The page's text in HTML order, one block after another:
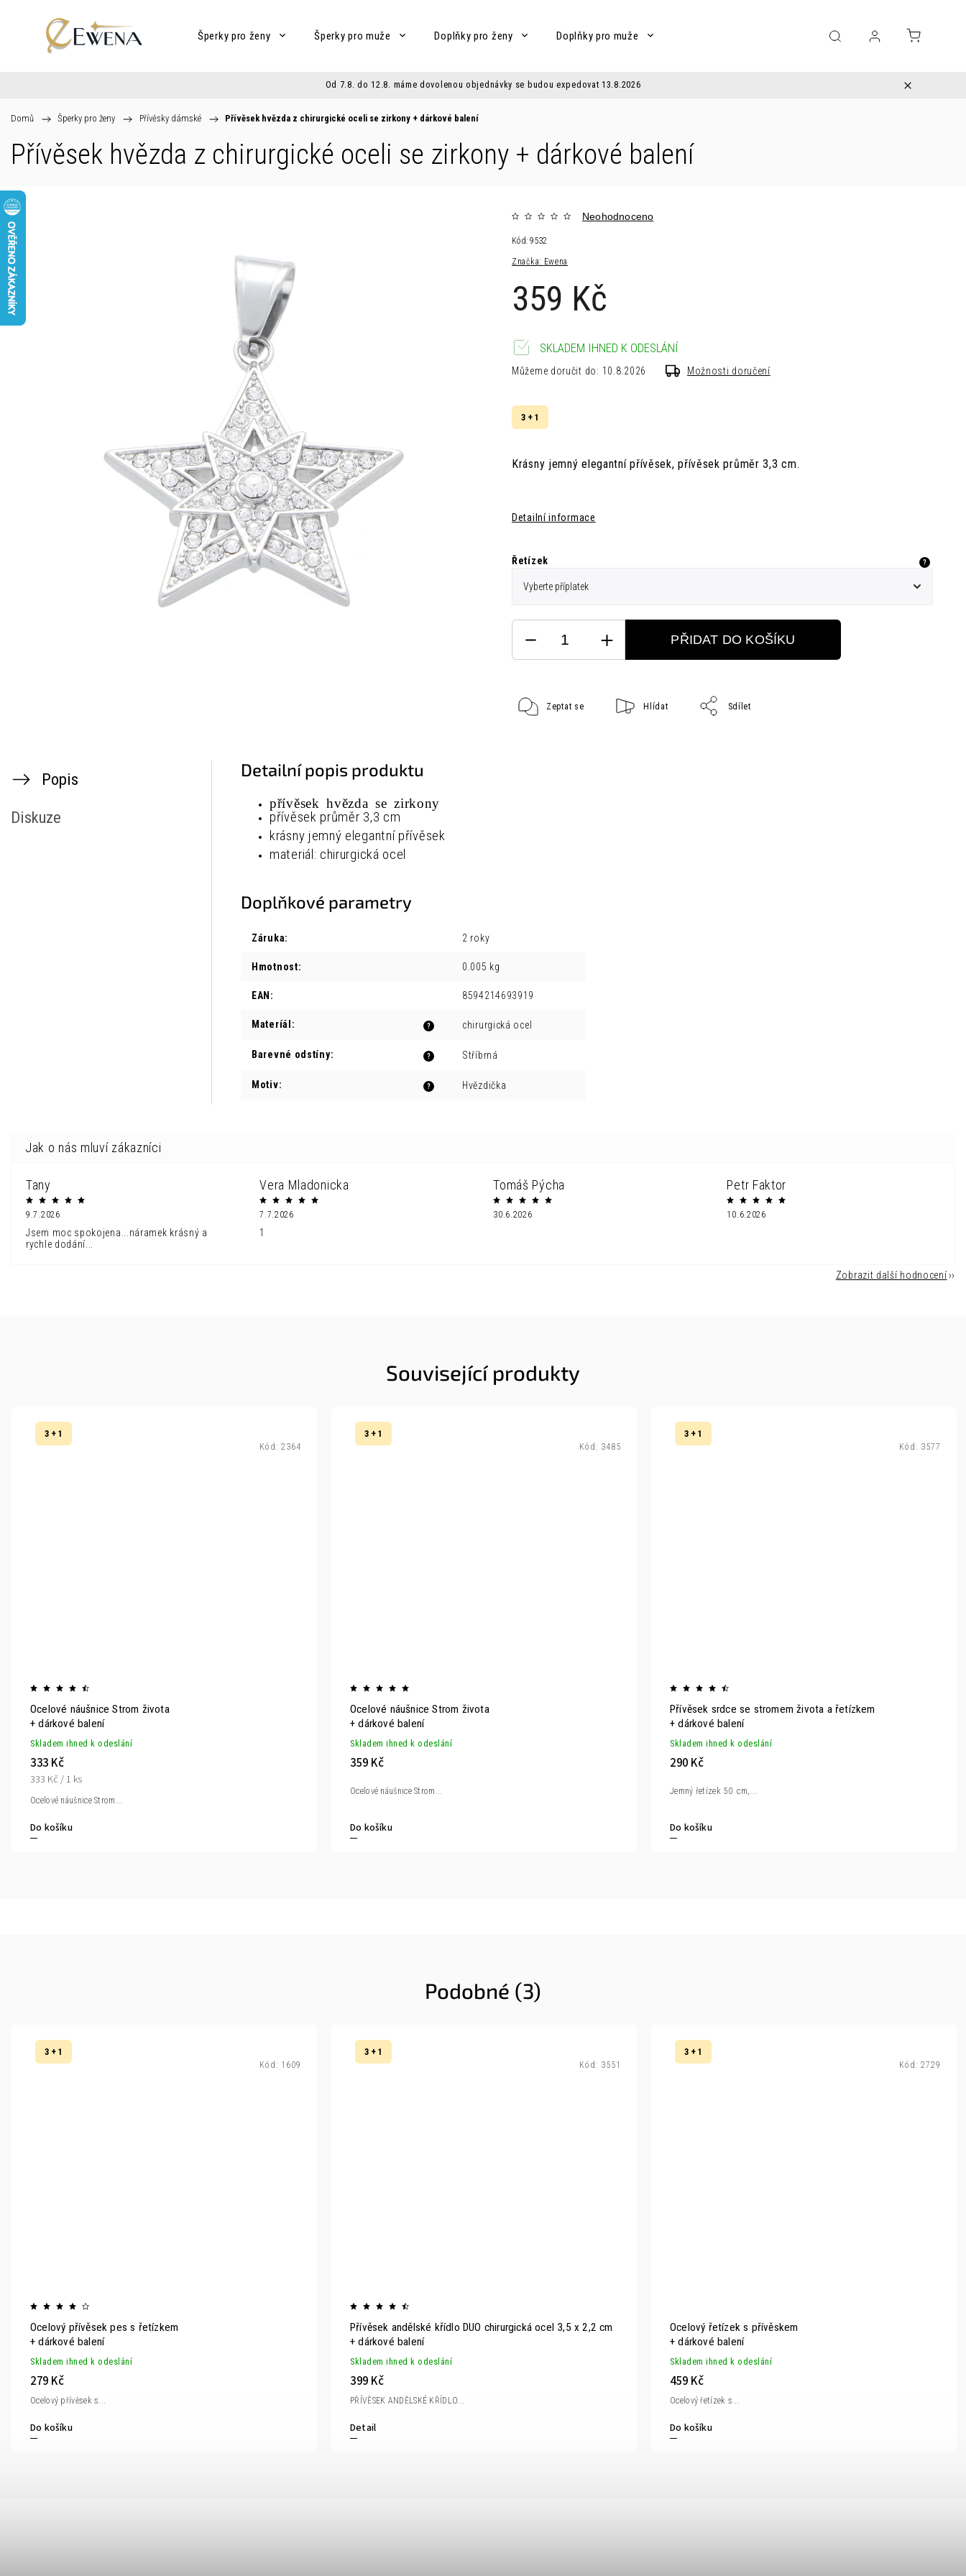
Šperky pro ženy Šperky pro muže Doplňky pro ženy Doplňky pro muže Výprodej Bižuterie
Od 7.8. do 12.8. máme dovolenou objednávky se budou expedovat 13.8.2026
Domů / Šperky pro ženy / Přívěsky dámské / Přívěsek hvězda z chirurgické oceli se zirkony + dárkové balení
Přívěsek hvězda z chirurgické oceli se zirkony + dárkové balení
Značka: Ewena
Neohodnoceno
359 Kč
Kód: 9532
3 + 1
Krásny jemný elegantní přívěsek, přívěsek průměr 3,3 cm.
Detailní informace
Řetízek ?
SKLADEM IHNED K ODESLÁNÍ
Můžeme doručit do: 10.8.2026 Možnosti doručení
PŘIDAT DO KOŠÍKU
Zeptat se Hlídat Sdílet
Popis
Diskuze
Detailní popis produktu
přívěsek hvězda se zirkony
přívěsek průměr 3,3 cm
krásny jemný elegantní přívěsek
materiál: chirurgická ocel
Doplňkové parametry
Záruka: 2 roky
Hmotnost: 0.005 kg
EAN : 8594214693919
?
Materíál : chirurgická ocel
?
Barevné odstíny: Stříbrná
?
Motiv: Hvězdička
Tany
9.7.2026
Jsem moc spokojena...náramek krásný a
rychle dodání...
Vera Mladonicka
7.7.2026
1
Tomáš Pýcha
30.6.2026
Petr Faktor
10.6.2026
Zobrazit další hodnocení
Související produkty
3 + 1
Ocelové náušnice Strom života
+ dárkové balení
Skladem ihned k odeslání
333 Kč
333 Kč / 1 ks
Do košíku
Ocelové náušnice Strom...
Kód: 2364
3 + 1
Ocelové náušnice Strom života
+ dárkové balení
Skladem ihned k odeslání
359 Kč
Do košíku
Ocelové náušnice Strom...
Kód: 3485
3 + 1
Přívěsek srdce se stromem života a řetízkem
+ dárkové balení
Skladem ihned k odeslání
290 Kč
Do košíku
Jemný řetízek 50 cm,...
Kód: 3577
Podobné (3)
3 + 1
Ocelový přívěsek pes s řetízkem
+ dárkové balení
Skladem ihned k odeslání
279 Kč
Do košíku
Ocelový přívěsek s...
Kód: 1609
3 + 1
Přívěsek andělské křídlo DUO chirurgická ocel 3,5 x 2,2 cm
+ dárkové balení
Skladem ihned k odeslání
399 Kč
Detail
PŘÍVĚSEK ANDĚLSKÉ KŘÍDLO...
Kód: 3551
3 + 1
Ocelový řetízek s přívěskem
+ dárkové balení
Skladem ihned k odeslání
459 Kč
Do košíku
Ocelový řetízek s...
Kód: 2729